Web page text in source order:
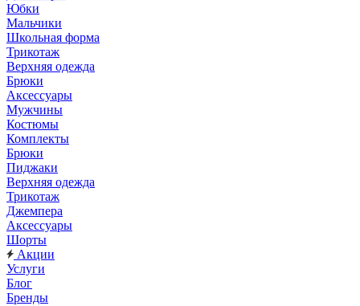
Юбки
Мальчики
Школьная форма
Трикотаж
Верхняя одежда
Брюки
Аксессуары
Мужчины
Костюмы
Комплекты
Брюки
Пиджаки
Верхняя одежда
Трикотаж
Джемпера
Аксессуары
Шорты
Акции
Услуги
Блог
Бренды